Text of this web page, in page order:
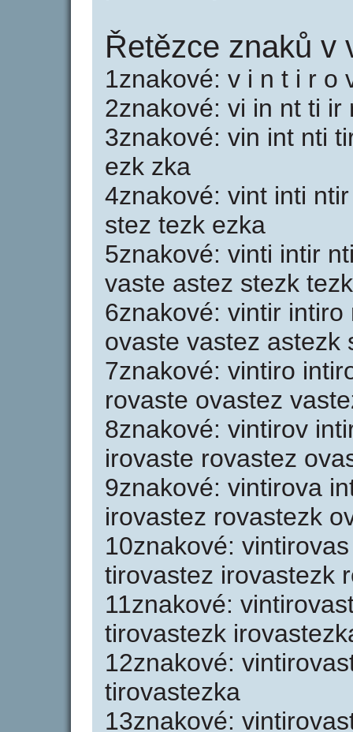
Řetězce znaků v
1znakové: v i n t i r o
2znakové: vi in nt ti
3znakové: vin int nti
ezk zka
4znakové: vint inti
stez tezk ezka
5znakové: vinti intir
vaste astez stezk
6znakové: vintir
ovaste vastez astezk
7znakové: vintiro
rovaste ovastez
8znakové: vintirov
irovaste rovastez
9znakové: vintirova
irovastez rovastezk
10znakové:
tirovastez irovastezk
11znakové:
tirovastezk
12znakové:
tirovastezka
13znakové: